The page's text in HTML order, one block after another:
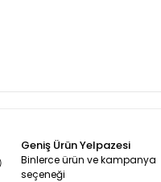
Geniş Ürün Yelpazesi
Binlerce ürün ve kampanya
seçeneği